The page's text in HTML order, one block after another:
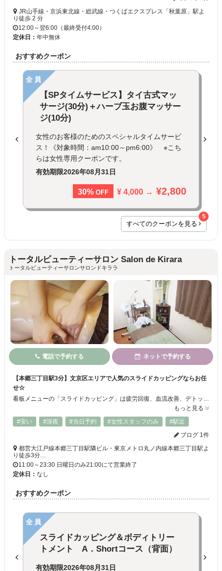
JR山手線・京浜東北線・総武線・つくばエクスプレス「秋葉原」駅よ
り徒歩 2 分
12:00～翌6:00（最終受付4:00）
定休日： 年中無休
おすすめクーポン
全員
【SPタイムサービス】タイ古式マッ
サージ(30分)＋ハーブ玉お腹マッサー
ジ(10分)
女性のお客様のためのスペシャルタイムサービ
ス！《対象時間：am10:00～pm6:00》 ※こち
らは女性専用クーポンです。
有効期限2026年08月31日
30% OFF ¥ 4,000 → ¥2,800
すべてのクーポンを見る
5
トータルビューティーサロン Salon de Kirara
トータルビューティーサロンサロンドキララ
電話で予約する ネットで予約する
【本郷三丁目駅3分】文京区エリアで人気のスライドカッピングならお任
せ☆
もっと見る
#安い
#深夜 #当日予約 #女性スタッフのみ
#駅近
ブログ 1件
都営大江戸線本郷三丁目駅隣ビル・東京メトロ丸ノ内線本郷三丁目駅よ
り徒歩3分…
11:00～23:30 日曜日のみ21:00にて営業終了
定休日： なし
おすすめクーポン
全員
スライドカッピング＆ボディトリー
トメント A．Shortコース（背面）
有効期限2026年08月31日